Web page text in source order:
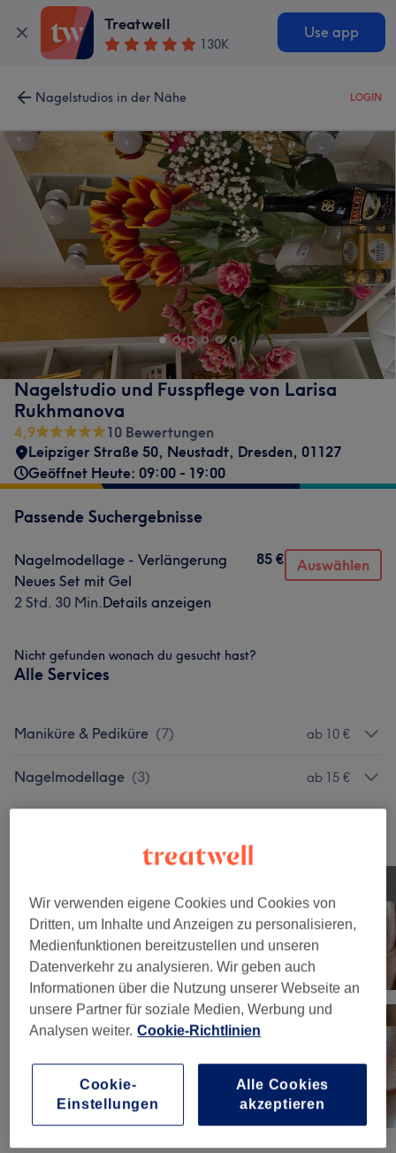
Treatwell
130K
Use app
Nagelstudios in der Nähe LOGIN
Nagelstudio und Fusspflege von Larisa
Rukhmanova
4,9
10 Bewertungen
Leipziger Straße 50, Neustadt, Dresden, 01127
Geöffnet Heute: 09:00 - 19:00
Passende Suchergebnisse
Nagelmodellage - Verlängerung
Neues Set mit Gel
2 Std. 30 Min.Details anzeigen
85 € Auswählen
Nicht gefunden wonach du gesucht hast?
Alle Services
Maniküre & Pediküre (7) ab 10 €
Nagelmodellage (3) ab 15 €
Bild anklicken für weitere Details
Wir verwenden eigene Cookies und Cookies von
Dritten, um Inhalte und Anzeigen zu personalisieren,
Medienfunktionen bereitzustellen und unseren
Datenverkehr zu analysieren. Wir geben auch
Informationen über die Nutzung unserer Webseite an
unsere Partner für soziale Medien, Werbung und
Analysen weiter. Cookie-Richtlinien
Cookie-
Einstellungen
Alle Cookies
akzeptieren